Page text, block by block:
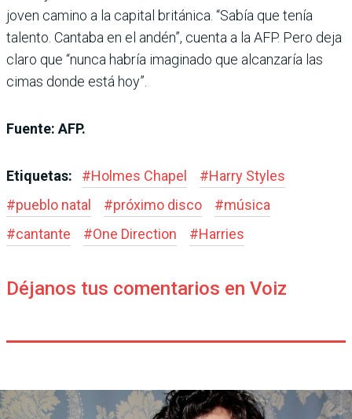
joven camino a la capital británica. “Sabía que tenía
talento. Cantaba en el andén”, cuenta a la AFP. Pero deja
claro que “nunca habría imaginado que alcanzaría las
cimas donde está hoy”.
Fuente: AFP.
Etiquetas: #Holmes Chapel #Harry Styles
#pueblo natal #próximo disco #música
#cantante #One Direction #Harries
Déjanos tus comentarios en Voiz